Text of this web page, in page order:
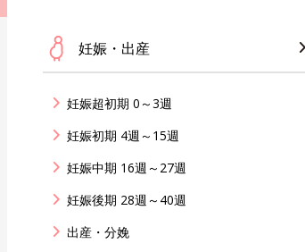
妊娠・出産
妊娠超初期 0～3週
妊娠初期 4週～15週
妊娠中期 16週～27週
妊娠後期 28週～40週
出産・分娩